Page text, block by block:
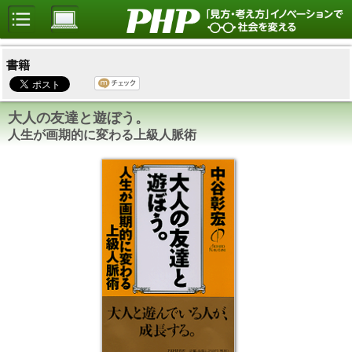
書籍
大人の友達と遊ぼう。
人生が画期的に変わる上級人脈術